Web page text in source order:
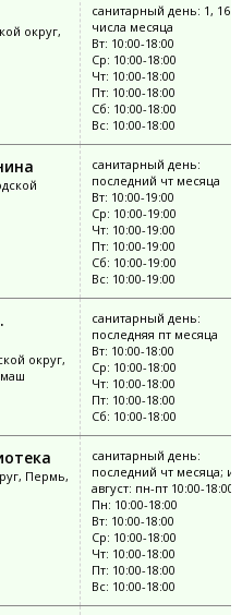
округ,
санитарный день: 1, 16
числа месяца
Вт: 10:00-18:00
Ср: 10:00-18:00
Чт: 10:00-18:00
Пт: 10:00-18:00
Сб: 10:00-18:00
Вс: 10:00-18:00
санитарный день:
последний чт месяца
Вт: 10:00-19:00
Ср: 10:00-19:00
Чт: 10:00-19:00
Пт: 10:00-19:00
Сб: 10:00-19:00
Вс: 10:00-19:00
округ,
санитарный день:
последняя пт месяца
Вт: 10:00-18:00
Ср: 10:00-18:00
Чт: 10:00-18:00
Пт: 10:00-18:00
Сб: 10:00-18:00
Пермь,
санитарный день:
последний чт месяца;
август: пн-пт 10:00-18:00
Пн: 10:00-18:00
Вт: 10:00-18:00
Ср: 10:00-18:00
Чт: 10:00-18:00
Пт: 10:00-18:00
Вс: 10:00-18:00